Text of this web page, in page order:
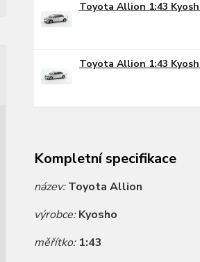
Toyota Allion 1:43
Toyota Allion 1:43
Kompletní specifikace
název:Toyota Allion
výrobce:Kyosho
měřítko: 1:43